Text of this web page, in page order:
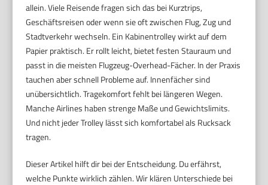
allein. Viele Reisende fragen sich das bei Kurztrips,
Geschäftsreisen oder wenn sie oft zwischen Flug, Zug und
Stadtverkehr wechseln. Ein Kabinentrolley wirkt auf dem
Papier praktisch. Er rollt leicht, bietet festen Stauraum und
passt in die meisten Flugzeug-Overhead-Fächer. In der Praxis
tauchen aber schnell Probleme auf. Innenfächer sind
unübersichtlich. Tragekomfort fehlt bei längeren Wegen.
Manche Airlines haben strenge Maße und Gewichtslimits.
Und nicht jeder Trolley lässt sich komfortabel als Rucksack
tragen.
Dieser Artikel hilft dir bei der Entscheidung. Du erfährst,
welche Punkte wirklich zählen. Wir klären Unterschiede bei